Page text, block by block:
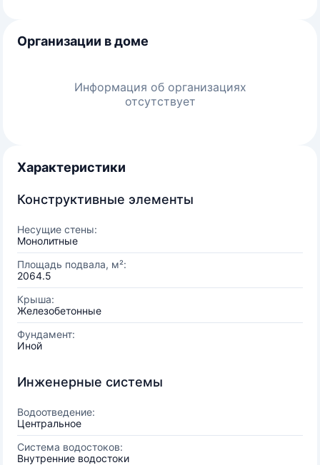
Организации в доме
Информация об организациях
отсутствует
Характеристики
Конструктивные элементы
Несущие стены:
Монолитные
Площадь подвала, м²:
2064.5
Крыша:
Железобетонные
Фундамент:
Иной
Инженерные системы
Водоотведение:
Центральное
Система водостоков:
Внутренние водостоки